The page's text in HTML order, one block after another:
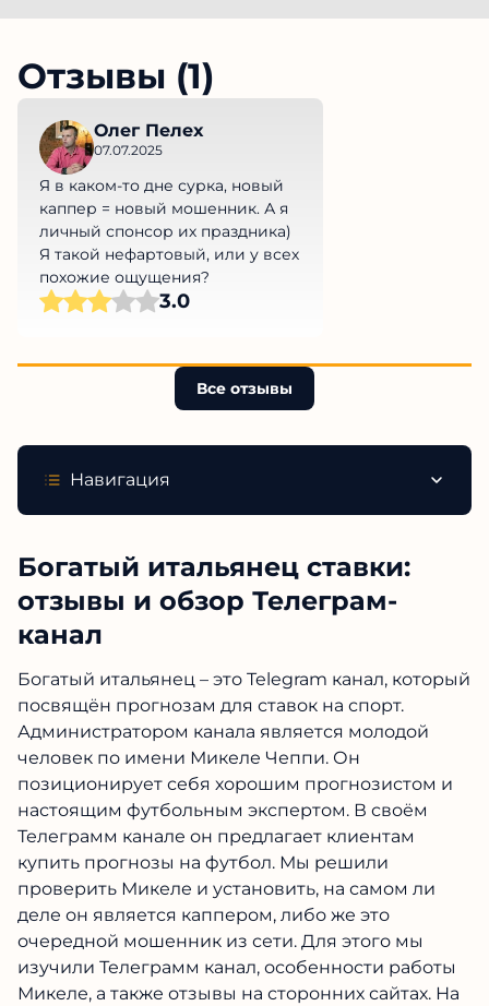
Отзывы (1)
Олег Пелех
07.07.2025
Я в каком-то дне сурка, новый
каппер = новый мошенник. А я
личный спонсор их праздника)
Я такой нефартовый, или у всех
похожие ощущения?
3.0
Все отзывы
Навигация
Богатый итальянец ставки:
отзывы и обзор Телеграм-
канал
Богатый итальянец – это Telegram канал, который
посвящён прогнозам для ставок на спорт.
Администратором канала является молодой
человек по имени Микеле Чеппи. Он
позиционирует себя хорошим прогнозистом и
настоящим футбольным экспертом. В своём
Телеграмм канале он предлагает клиентам
купить прогнозы на футбол. Мы решили
проверить Микеле и установить, на самом ли
деле он является каппером, либо же это
очередной мошенник из сети. Для этого мы
изучили Телеграмм канал, особенности работы
Микеле, а также отзывы на сторонних сайтах. На